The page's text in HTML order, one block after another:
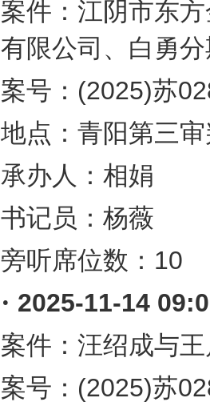
案件：江阴市东
有限公司、白勇
案号： (2025)苏
地点：青阳第三
承办人：相娟
书记员：杨薇
旁听席位数： 10
· 2025-11-14
案件：汪绍成与
案号： (2025)苏